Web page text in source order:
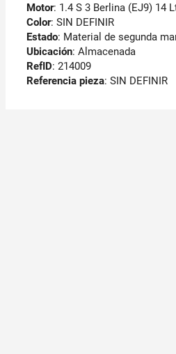
Motor: 1.4 S 3 Berlina (EJ9) 14
Color: SIN DEFINIR
Estado: Material de segunda
Ubicación: Almacenada
RefID: 214009
Referencia pieza: SIN DEFINIR